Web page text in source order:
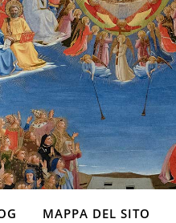
MAPPA DEL SITO